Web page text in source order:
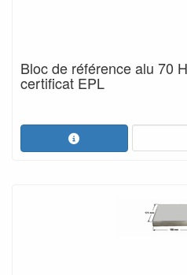
Bloc de référence alu 70
certificat EPL